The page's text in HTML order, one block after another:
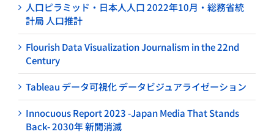
人口ピラミッド・日本人人口 2022年10月・総務省統
計局 人口推計
Flourish Data Visualization Journalism in the 22nd
Century
Tableau データ可視化 データビジュアライゼーション
Innocuous Report 2023 -Japan Media That Stands
Back- 2030年 新聞消滅